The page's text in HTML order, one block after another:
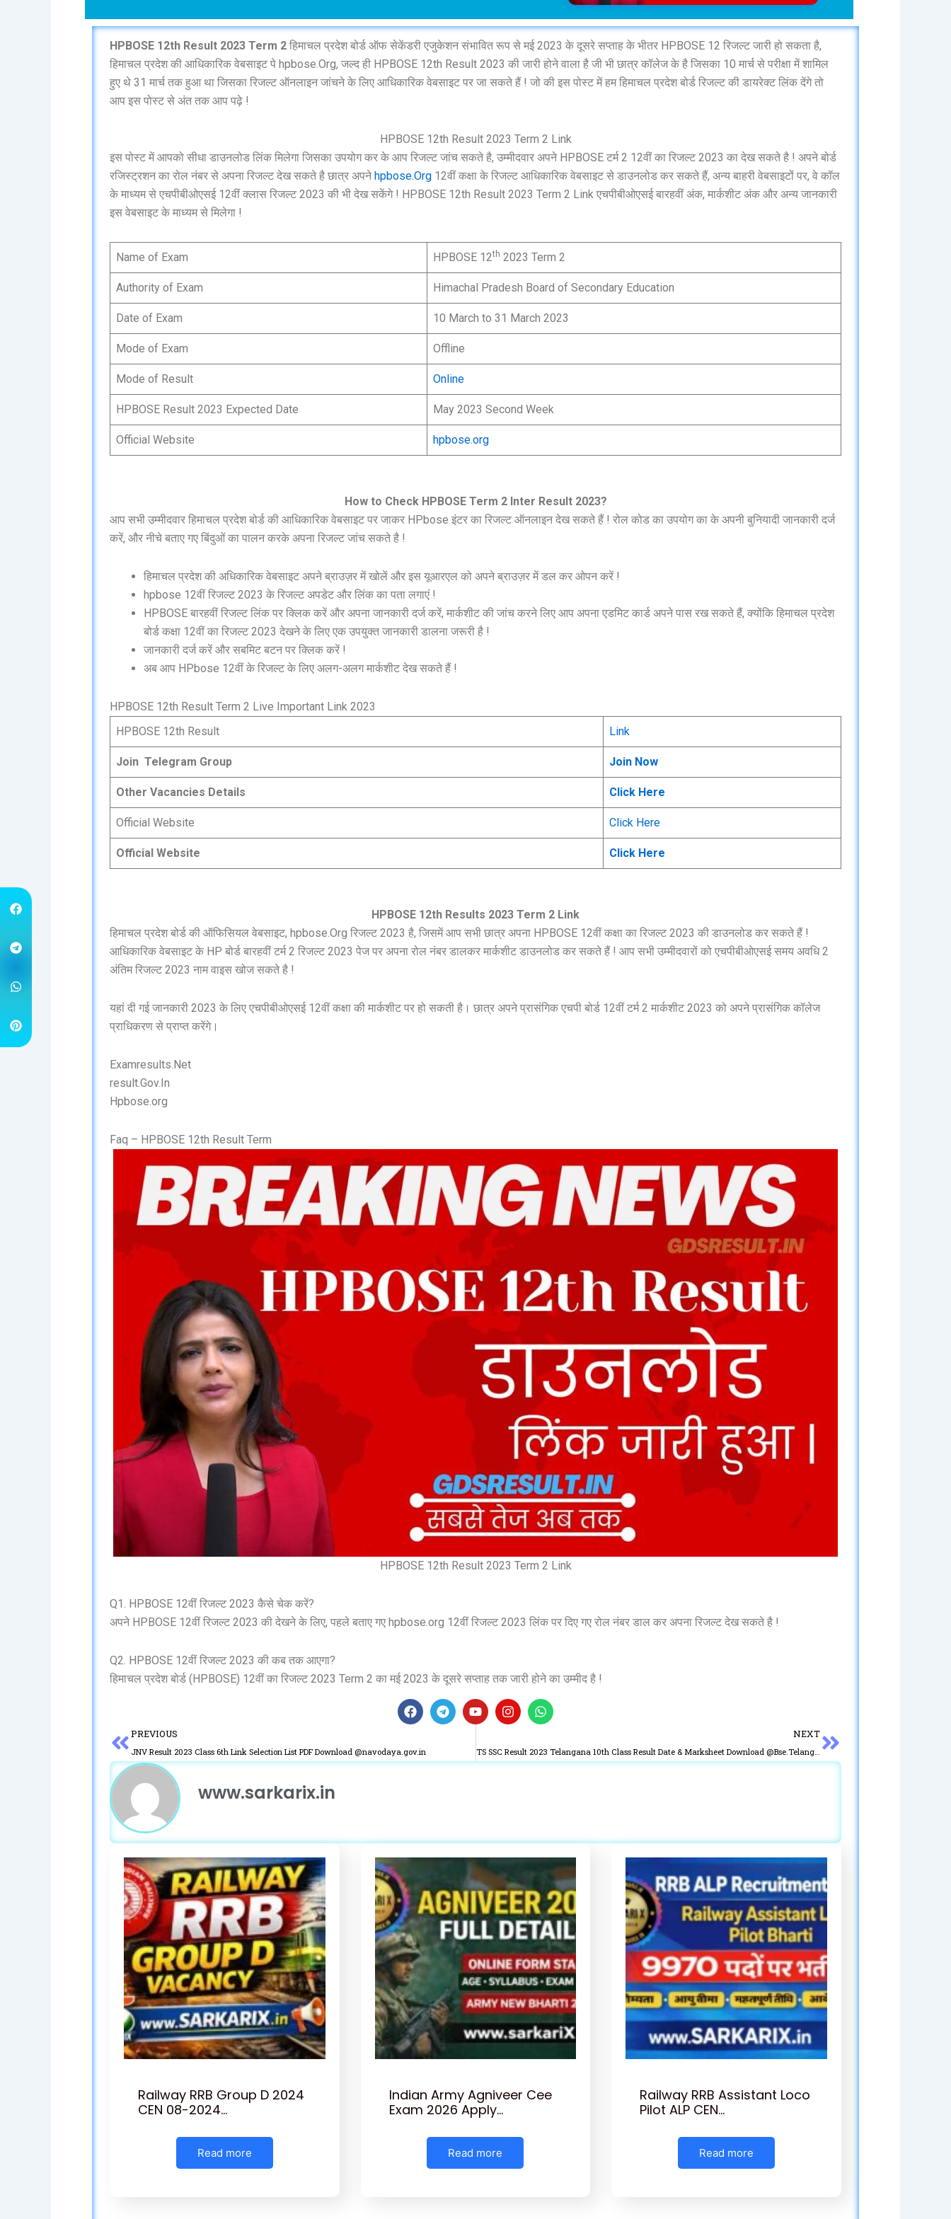
HPBOSE 12th Result 2023 Term 2 हिमाचल प्रदेश बोर्ड ऑफ सेकेंडरी एजुकेशन संभावित रूप से मई 2023 के दूसरे सप्ताह के भीतर HPBOSE 12 रिजल्ट जारी हो सकता है,
हिमाचल प्रदेश की आधिकारिक वेबसाइट पे hpbose.Org, जल्द ही HPBOSE 12th Result 2023 की जारी होने वाला है जी भी छात्र कॉलेज के है जिसका 10 मार्च से परीक्षा में शामिल
हुए थे 31 मार्च तक हुआ था जिसका रिजल्ट ऑनलाइन जांचने के लिए आधिकारिक वेबसाइट पर जा सकते हैं ! जो की इस पोस्ट में हम हिमाचल प्रदेश बोर्ड रिजल्ट की डायरेक्ट लिंक देंगे तो
आप इस पोस्ट से अंत तक आप पढ़े !
HPBOSE 12th Result 2023 Term 2 Link
इस पोस्ट में आपको सीधा डाउनलोड लिंक मिलेगा जिसका उपयोग कर के आप रिजल्ट जांच सकते है, उम्मीदवार अपने HPBOSE टर्म 2 12वीं का रिजल्ट 2023 का देख सकते है ! अपने बोर्ड
रजिस्ट्रशन का रोल नंबर से अपना रिजल्ट देख सकते है छात्र अपनेhpbose.Org 12वीं कक्षा के रिजल्ट आधिकारिक वेबसाइट से डाउनलोड कर सकते हैं, अन्य बाहरी वेबसाइटों पर, वे कॉल
के माध्यम से एचपीबीओएसई 12वीं क्लास रिजल्ट 2023 की भी देख सकेंगे ! HPBOSE 12th Result 2023 Term 2 Link एचपीबीओएसई बारहवीं अंक, मार्कशीट अंक और अन्य जानकारी
इस वेबसाइट के माध्यम से मिलेगा !
Name of Exam HPBOSE 12th 2023 Term 2
Authority of Exam Himachal Pradesh Board of Secondary Education
Date of Exam 10 March to 31 March 2023
Mode of Exam Offline
Mode of Result Online
HPBOSE Result 2023 Expected Date May 2023 Second Week
Official Website hpbose.org
How to Check HPBOSE Term 2 Inter Result 2023?
आप सभी उम्मीदवार हिमाचल प्रदेश बोर्ड की आधिकारिक वेबसाइट पर जाकर HPbose इंटर का रिजल्ट ऑनलाइन देख सकते हैं ! रोल कोड का उपयोग का के अपनी बुनियादी जानकारी दर्ज
करें, और नीचे बताए गए बिंदुओं का पालन करके अपना रिजल्ट जांच सकते है !
हिमाचल प्रदेश की अधिकारिक वेबसाइट अपने ब्राउज़र में खोलें और इस यूआरएल को अपने ब्राउज़र में डल कर ओपन करें !
hpbose 12वीं रिजल्ट 2023 के रिजल्ट अपडेट और लिंक का पता लगाएं !
HPBOSE बारहवीं रिजल्ट लिंक पर क्लिक करें और अपना जानकारी दर्ज करें, मार्कशीट की जांच करने लिए आप अपना एडमिट कार्ड अपने पास रख सकते हैं, क्योंकि हिमाचल प्रदेश
बोर्ड कक्षा 12वीं का रिजल्ट 2023 देखने के लिए एक उपयुक्त जानकारी डालना जरूरी है !
जानकारी दर्ज करें और सबमिट बटन पर क्लिक करें !
अब आप HPbose 12वीं के रिजल्ट के लिए अलग-अलग मार्कशीट देख सकते हैं !
HPBOSE 12th Result Term 2 Live Important Link 2023
HPBOSE 12th Result
Link
Join Telegram Group Join Now
Other Vacancies Details Click Here
Official Website Click Here
Official Website Click Here
HPBOSE 12th Results 2023 Term 2 Link
हिमाचल प्रदेश बोर्ड की ऑफिसियल वेबसाइट, hpbose.Org रिजल्ट 2023 है, जिसमें आप सभी छात्र अपना HPBOSE 12वीं कक्षा का रिजल्ट 2023 की डाउनलोड कर सकते हैं !
आधिकारिक वेबसाइट के HP बोर्ड बारहवीं टर्म 2 रिजल्ट 2023 पेज पर अपना रोल नंबर डालकर मार्कशीट डाउनलोड कर सकते हैं ! आप सभी उम्मीदवारों को एचपीबीओएसई समय अवधि 2
अंतिम रिजल्ट 2023 नाम वाइस खोज सकते है !
यहां दी गई जानकारी 2023 के लिए एचपीबीओएसई 12वीं कक्षा की मार्कशीट पर हो सकती है। छात्र अपने प्रासंगिक एचपी बोर्ड 12वीं टर्म 2 मार्कशीट 2023 को अपने प्रासंगिक कॉलेज
प्राधिकरण से प्राप्त करेंगे।
Examresults.Net
result.Gov.In
Hpbose.org
Faq – HPBOSE 12th Result Term
HPBOSE 12th Result 2023 Term 2 Link
Q1. HPBOSE 12वीं रिजल्ट 2023 कैसे चेक करें?
अपने HPBOSE 12वीं रिजल्ट 2023 की देखने के लिए, पहले बताए गए hpbose.org 12वीं रिजल्ट 2023 लिंक पर दिए गए रोल नंबर डाल कर अपना रिजल्ट देख सकते है !
Q2. HPBOSE 12वीं रिजल्ट 2023 की कब तक आएगा?
हिमाचल प्रदेश बोर्ड (HPBOSE) 12वीं का रिजल्ट 2023 Term 2 का मई 2023 के दूसरे सप्ताह तक जारी होने का उम्मीद है !
F
a
e
b
T
e
g
Y
o
t
u
I
n
t
a
W
h
t
s
Prev
PREVIOUS
JNV Result 2023 Class 6th Link Selection List PDF Download @navodaya.gov.in
NEXT
TS SSC Result 2023 Telangana 10th Class Result Date & Marksheet Download @Bse.Telangana.Gov.In
Next
www.sarkarix.in
Railway RRB Group D 2024
CEN 08-2024…
Read more
Indian Army Agniveer Cee
Exam 2026 Apply…
Read more
Railway RRB Assistant Loco
Pilot ALP CEN…
Read more